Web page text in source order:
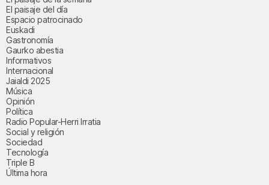
El paisaje del día
Espacio patrocinado
Euskadi
Gastronomía
Gaurko abestia
Informativos
Internacional
Jaialdi 2025
Música
Opinión
Política
Radio Popular-Herri Irratia
Social y religión
Sociedad
Tecnología
Triple B
Última hora